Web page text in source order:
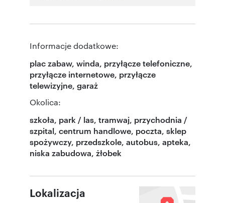
Informacje dodatkowe:
plac zabaw, winda, przyłącze telefoniczne,
przyłącze internetowe, przyłącze
telewizyjne, garaż
Okolica:
szkoła, park / las, tramwaj, przychodnia /
szpital, centrum handlowe, poczta, sklep
spożywczy, przedszkole, autobus, apteka,
niska zabudowa, żłobek
Lokalizacja